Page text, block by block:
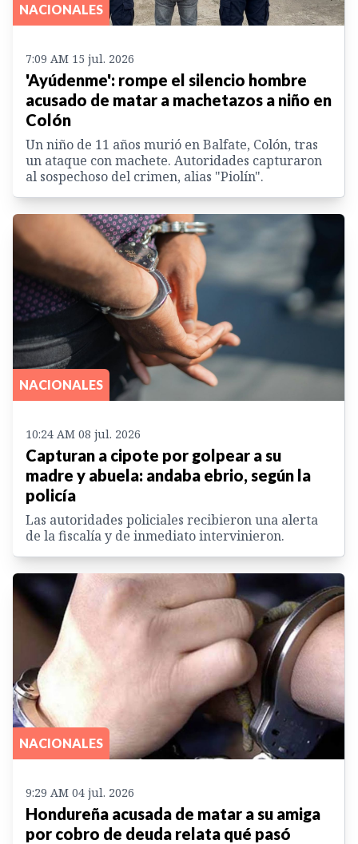
NACIONALES
7:09 AM 15 jul. 2026
'Ayúdenme': rompe el silencio hombre
acusado de matar a machetazos a niño en
Colón
Un niño de 11 años murió en Balfate, Colón, tras
un ataque con machete. Autoridades capturaron
al sospechoso del crimen, alias "Piolín".
NACIONALES
10:24 AM 08 jul. 2026
Capturan a cipote por golpear a su
madre y abuela: andaba ebrio, según la
policía
Las autoridades policiales recibieron una alerta
de la fiscalía y de inmediato intervinieron.
NACIONALES
9:29 AM 04 jul. 2026
Hondureña acusada de matar a su amiga
por cobro de deuda relata qué pasó